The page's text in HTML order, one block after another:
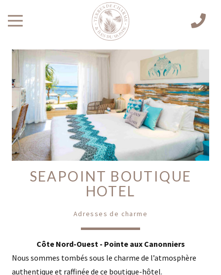
SEAPOINT BOUTIQUE
HOTEL
Adresses de charme
Côte Nord-Ouest - Pointe aux Canonniers
Nous sommes tombés sous le charme de l’atmosphère
authentique et raffinée de ce boutique-hôtel.